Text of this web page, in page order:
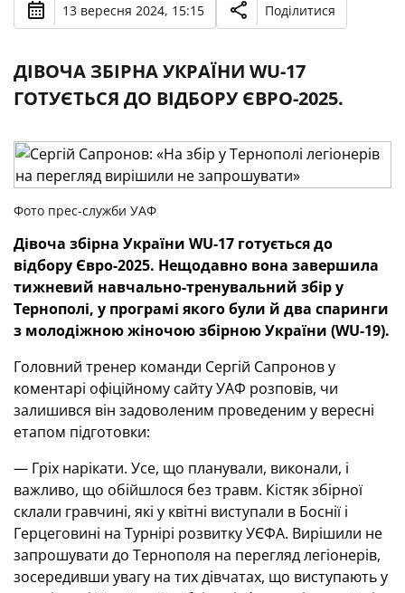
13 вересня 2024, 15:15 Поділитися
ДІВОЧА ЗБІРНА УКРАЇНИ WU-17
ГОТУЄТЬСЯ ДО ВІДБОРУ ЄВРО-2025.
Фото прес-служби УАФ
Дівоча збірна України WU-17 готується до
відбору Євро-2025. Нещодавно вона завершила
тижневий навчально-тренувальний збір у
Тернополі, у програмі якого були й два спаринги
з молодіжною жіночою збірною України (WU-19).
Головний тренер команди Сергій Сапронов у
коментарі офіційному сайту УАФ розповів, чи
залишився він задоволеним проведеним у вересні
етапом підготовки:
— Гріх нарікати. Усе, що планували, виконали, і
важливо, що обійшлося без травм. Кістяк збірної
склали гравчині, які у квітні виступали в Боснії і
Герцеговині на Турнірі розвитку УЄФА. Вирішили не
запрошувати до Тернополя на перегляд легіонерів,
зосередивши увагу на тих дівчатах, що виступають у